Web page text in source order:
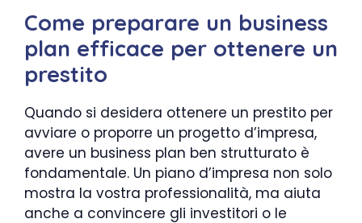
Come preparare un business
plan efficace per ottenere un
prestito
Quando si desidera ottenere un prestito per
avviare o proporre un progetto d’impresa,
avere un business plan ben strutturato è
fondamentale. Un piano d’impresa non solo
mostra la vostra professionalità, ma aiuta
anche a convincere gli investitori o le